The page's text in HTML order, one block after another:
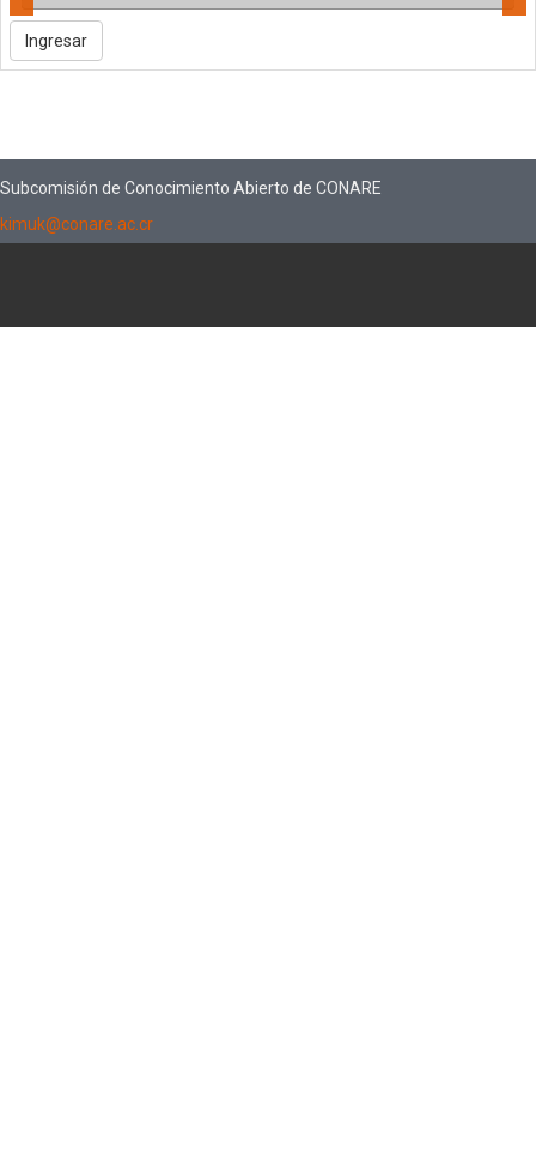
Subcomisión de Conocimiento Abierto de CONARE
kimuk@conare.ac.cr